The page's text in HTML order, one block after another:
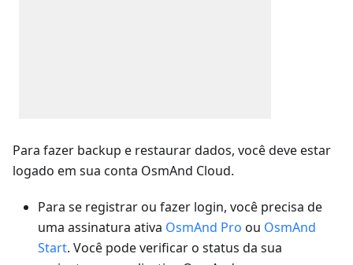
Para fazer backup e restaurar dados, você deve estar
logado em sua conta OsmAnd Cloud.
Para se registrar ou fazer login, você precisa de
uma assinatura ativa OsmAnd Pro ou OsmAnd
Start. Você pode verificar o status da sua